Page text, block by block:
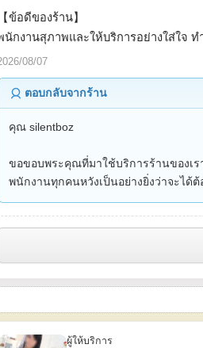
【ข้อดีของร้าน】
นักงานสุภาพและให้บริการอย่างใส่ใจ ท
08/07
ตอบกลับจากร้าน
คุณ silentboz
ขอขอบพระคุณที่มาใช้บริการร้านของเร
พนักงานทุกคนหวังเป็นอย่างยิ่งว่าจะได้
ผู้ให้บริการ